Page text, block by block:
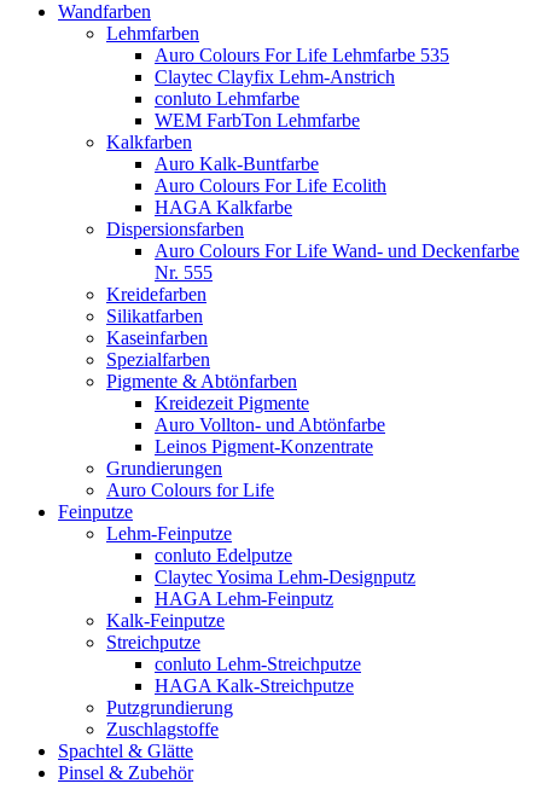
Wandfarben
Lehmfarben
Auro Colours For Life Lehmfarbe 535
Claytec Clayfix Lehm-Anstrich
conluto Lehmfarbe
WEM FarbTon Lehmfarbe
Kalkfarben
Auro Kalk-Buntfarbe
Auro Colours For Life Ecolith
HAGA Kalkfarbe
Dispersionsfarben
Auro Colours For Life Wand- und Deckenfarbe
Nr. 555
Kreidefarben
Silikatfarben
Kaseinfarben
Spezialfarben
Pigmente & Abtönfarben
Kreidezeit Pigmente
Auro Vollton- und Abtönfarbe
Leinos Pigment-Konzentrate
Grundierungen
Auro Colours for Life
Feinputze
Lehm-Feinputze
conluto Edelputze
Claytec Yosima Lehm-Designputz
HAGA Lehm-Feinputz
Kalk-Feinputze
Streichputze
conluto Lehm-Streichputze
HAGA Kalk-Streichputze
Putzgrundierung
Zuschlagstoffe
Spachtel & Glätte
Pinsel & Zubehör